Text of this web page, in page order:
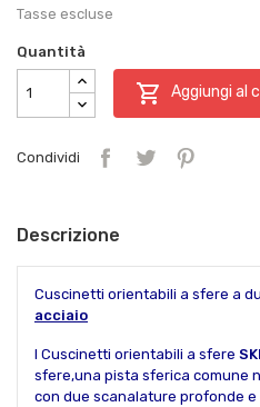
Tasse escluse
Quantità
 Aggiungi al
Condividi
Descrizione
Cuscinetti orientabili a sfere a
acciaio
I Cuscinetti orientabili a sfere
sfere,una pista sferica comune
con due scanalature profonde